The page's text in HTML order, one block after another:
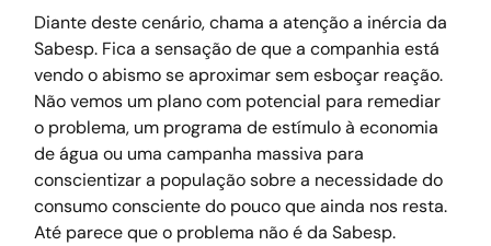
Diante deste cenário, chama a atenção a inércia da
Sabesp. Fica a sensação de que a companhia está
vendo o abismo se aproximar sem esboçar reação.
Não vemos um plano com potencial para remediar
o problema, um programa de estímulo à economia
de água ou uma campanha massiva para
conscientizar a população sobre a necessidade do
consumo consciente do pouco que ainda nos resta.
Até parece que o problema não é da Sabesp.